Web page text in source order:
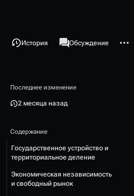
История associated-pages
Статья
Обсуждение
Последнее изменение
2 месяца назад
Содержание
Государственное устройство и
территориальное деление
Экономическая независимость
и свободный рынок